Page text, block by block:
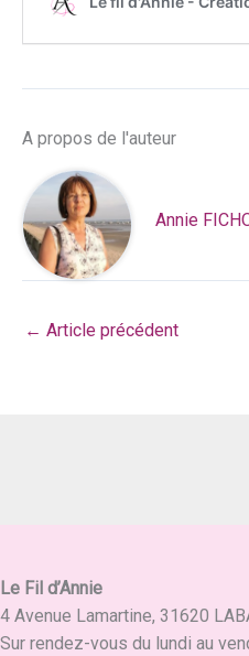
A propos de l'auteur
Annie
← Article précédent
Le Fil d’Annie
4 Avenue Lamartine, 31620
Sur rendez-vous du lundi au